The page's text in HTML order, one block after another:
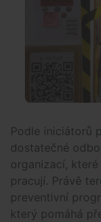
Podle iniciátorů
dostatečné
organizací,
pracují. Právě
preventivní
který pomáhá